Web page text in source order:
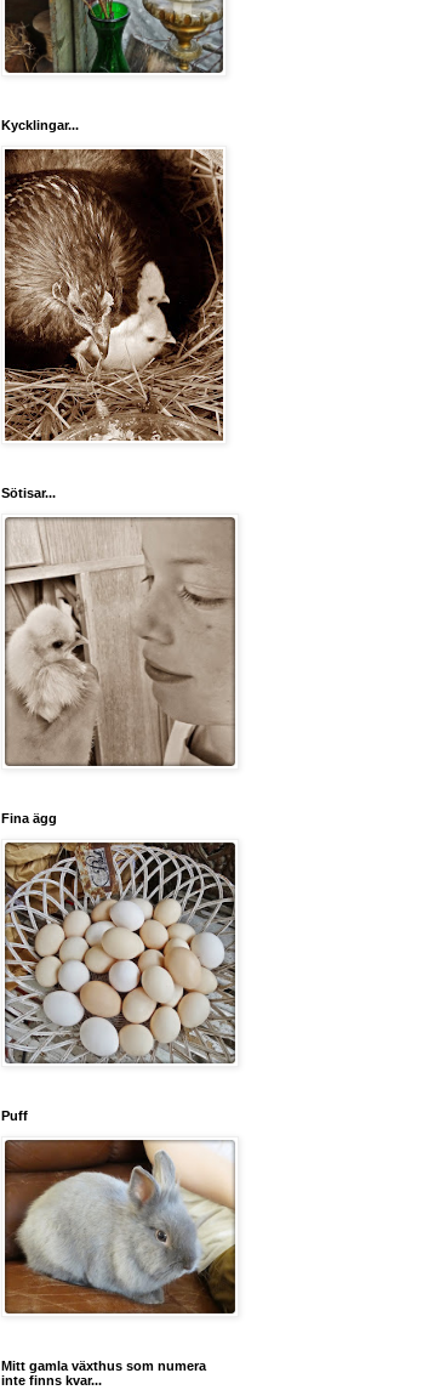
Kycklingar...
Sötisar...
Fina ägg
Puff
Mitt gamla växthus som numera
inte finns kvar...